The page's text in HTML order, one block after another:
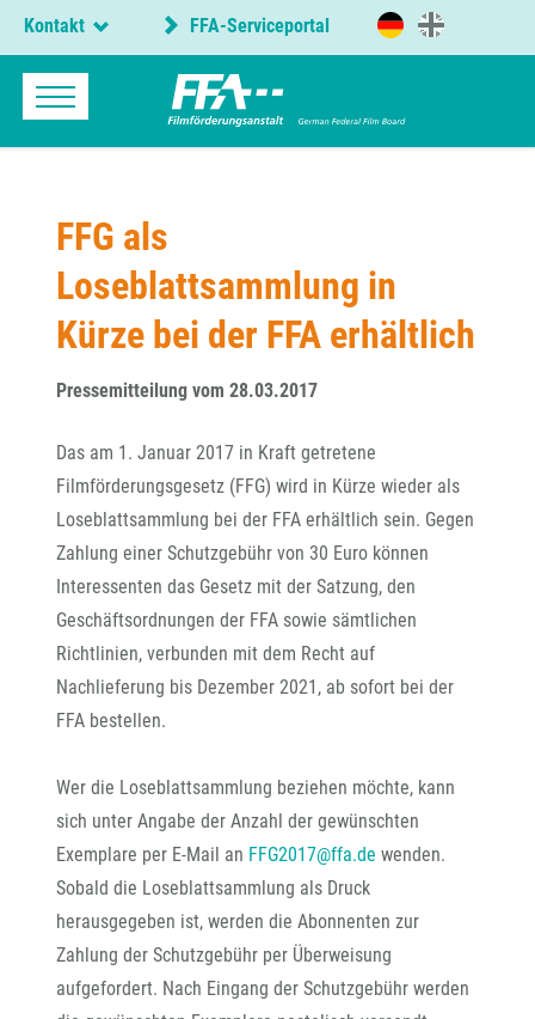
Kontakt FFA-Serviceportal
FFG als
Loseblattsammlung in
Kürze bei der FFA erhältlich
Pressemitteilung vom 28.03.2017
Das am 1. Januar 2017 in Kraft getretene
Filmförderungsgesetz (FFG) wird in Kürze wieder als
Loseblattsammlung bei der FFA erhältlich sein. Gegen
Zahlung einer Schutzgebühr von 30 Euro können
Interessenten das Gesetz mit der Satzung, den
Geschäftsordnungen der FFA sowie sämtlichen
Richtlinien, verbunden mit dem Recht auf
Nachlieferung bis Dezember 2021, ab sofort bei der
FFA bestellen.
Wer die Loseblattsammlung beziehen möchte, kann
sich unter Angabe der Anzahl der gewünschten
Exemplare per E-Mail an FFG2017@ffa.de wenden.
Sobald die Loseblattsammlung als Druck
herausgegeben ist, werden die Abonnenten zur
Zahlung der Schutzgebühr per Überweisung
aufgefordert. Nach Eingang der Schutzgebühr werden